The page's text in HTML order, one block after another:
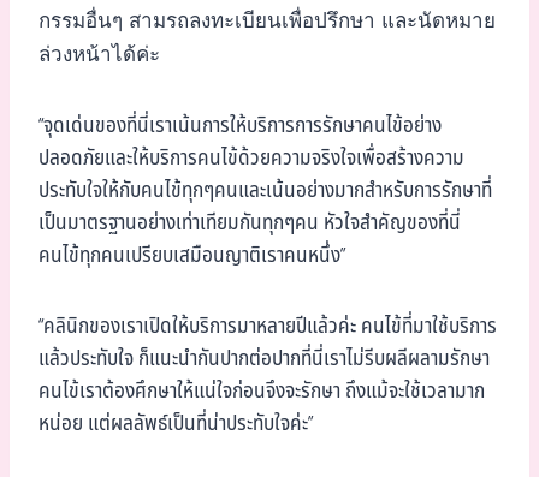
กรรมอื่นๆ สามรถลงทะเบียนเพื่อปรึกษา และนัดหมาย
ล่วงหน้าได้ค่ะ
“จุดเด่นของที่นี่เราเน้นการให้บริการการรักษาคนไข้อย่าง
ปลอดภัยและให้บริการคนไข้ด้วยความจริงใจเพื่อสร้างความ
ประทับใจให้กับคนไข้ทุกๆคนและเน้นอย่างมากสำหรับการรักษาที่
เป็นมาตรฐานอย่างเท่าเทียมกันทุกๆคน หัวใจสำคัญของที่นี่
คนไข้ทุกคนเปรียบเสมือนญาติเราคนหนึ่ง”
“คลินิกของเราเปิดให้บริการมาหลายปีแล้วค่ะ คนไข้ที่มาใช้บริการ
แล้วประทับใจ ก็แนะนำกันปากต่อปากที่นี่เราไม่รีบผลีผลามรักษา
คนไข้เราต้องศึกษาให้แน่ใจก่อนจึงจะรักษา ถึงแม้จะใช้เวลามาก
หน่อย แต่ผลลัพธ์เป็นที่น่าประทับใจค่ะ”